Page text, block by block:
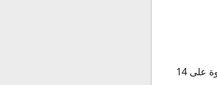
بانتولوك 20 Pantoloc 20 mg عبارة عن عبوة تحتوي علي شريطان وكل شريط يحتوي على 7 أقراص فتحتوي العبوة على 14